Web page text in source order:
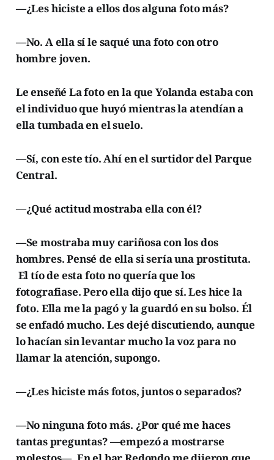
—¿Les hiciste a ellos dos alguna foto más?
—No. A ella sí le saqué una foto con otro
hombre joven.
Le enseñé La foto en la que Yolanda estaba con
el individuo que huyó mientras la atendían a
ella tumbada en el suelo.
—Sí, con este tío. Ahí en el surtidor del Parque
Central.
—¿Qué actitud mostraba ella con él?
—Se mostraba muy cariñosa con los dos
hombres. Pensé de ella si sería una prostituta.
El tío de esta foto no quería que los
fotografiase. Pero ella dijo que sí. Les hice la
foto. Ella me la pagó y la guardó en su bolso. Él
se enfadó mucho. Les dejé discutiendo, aunque
lo hacían sin levantar mucho la voz para no
llamar la atención, supongo.
—¿Les hiciste más fotos, juntos o separados?
—No ninguna foto más. ¿Por qué me haces
tantas preguntas? —empezó a mostrarse